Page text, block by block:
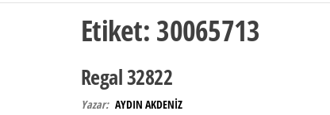
Etiket: 30065713
Regal 32822
Yazar: AYDIN AKDENİZ